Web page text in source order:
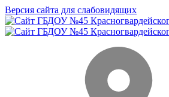
Версия сайта для слабовидящих